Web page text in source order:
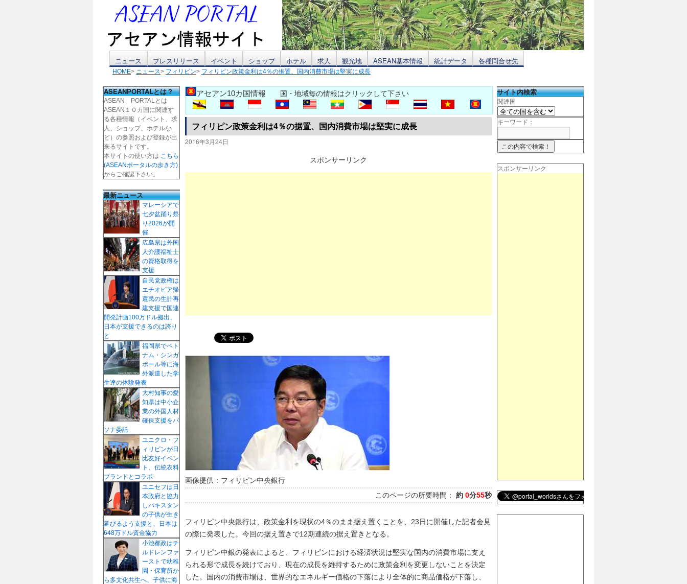
テ
ン
ツ
へ
ス
キ
ッ
プ
ニュース プレスリリース イベント ショップ ホテル 求人 観光地 ASEAN基本情報 統計データ 各種問合せ先
HOME> ニュース> フィリピン> フィリピン政策金利は4％の据置、国内消費市場は堅実に成長
アセアン10カ国情報 国・地域毎の情報はクリックして下さい
フィリピン政策金利は4％の据置、国内消費市場は堅実に成長
2016年3月24日
スポンサーリンク
画像提供：フィリピン中央銀行
このページの所要時間： 約 0分55秒
フィリピン中央銀行は、政策金利を現状の4％のまま据え置くことを、23日に開催した記者会見
の際に発表した。今回の据え置きで12期連続の据え置きとなる。
フィリピン中銀の発表によると、フィリピンにおける経済状況は堅実な国内の消費市場に支え
られる形で成長を続けており、現在の成長を維持するために政策金利を変更しないことを決定
した。国内の消費市場は、世界的なエネルギー価格の下落により全体的に商品価格が下落し、
ASEANPORTALとは？
ASEAN PORTALとは
ASEAN１０カ国に関連す
る各種情報（イベント、求
人、ショップ、ホテルな
ど）の参照および登録が出
来るサイトです。
本サイトの使い方は こちら
(ASEANポータルの歩き方)
からご確認下さい。
最新ニュース
マレーシアで
七夕盆踊り祭
り2026が開
催
広島県は外国
人介護福祉士
の資格取得を
支援
自民党政権は
エチオピア帰
還民の生計再
建支援で国連
開発計画100万ドル拠出、
日本が支援できるのは誇り
と
福岡県でベト
ナム・シンガ
ポール等に海
外派遣した学
生達の体験発表
大村知事の愛
知県は中小企
業の外国人材
確保支援をパ
ソナ委託
ユニクロ・フ
ィリピンが日
比友好イベン
ト、伝統衣料
ブランドとコラボ
ユニセフは日
本政府と協力
しパキスタン
の子供が生き
延びるよう支援と、日本は
648万ドル資金協力
小池都政はチ
ルドレンファ
ーストで幼稚
園・保育所か
ら多文化共生へ、子供に海
サイト内検索
関連国
キーワード：
スポンサーリンク